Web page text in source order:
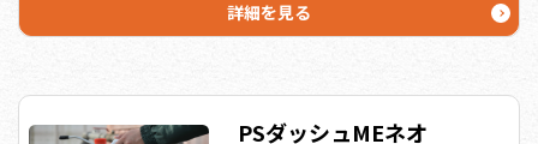
詳細を見る
PSダッシュMEネオ